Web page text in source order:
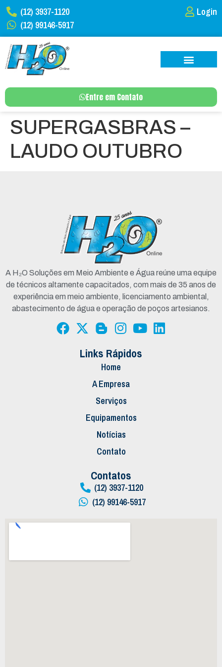
(12) 3937-1120
(12) 99146-5917
Login
Entre em Contato
SUPERGASBRAS –
LAUDO OUTUBRO
A H₂O Soluções em Meio Ambiente e Água reúne uma equipe
de técnicos altamente capacitados, com mais de 35 anos de
experiência em meio ambiente, licenciamento ambiental,
abastecimento de água e operação de poços artesianos.
Links Rápidos
Home
A Empresa
Serviços
Equipamentos
Notícias
Contato
Contatos
(12) 3937-1120
(12) 99146-5917